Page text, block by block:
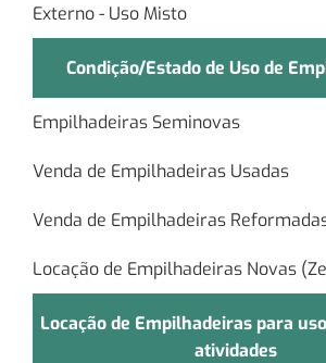
Externo - Uso Misto
Condição/Estado de Uso de
Empilhadeiras Seminovas
Venda de Empilhadeiras Usadas
Venda de Empilhadeiras
Locação de Empilhadeiras Novas
Locação de Empilhadeiras para
atividades